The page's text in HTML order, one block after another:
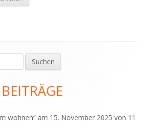
wohnen“ am 15. November 2025 von 11